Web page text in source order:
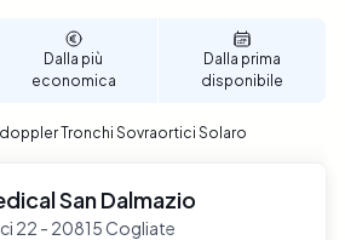
Assicurati il tuo appuntamento
dei Tronchi Sovraortici a
clic. Prenota ora e scopri la
Dalla più
economica
Dalla prima
disponibile
Tronchi Sovraortici Solaro
San Dalmazio
22 - 20815 Cogliate